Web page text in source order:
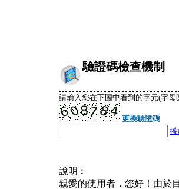
驗證碼檢查機制
請輸入您在下圖中看到的字元(字母
更換驗證碼
播
說明︰
親愛的使用者，您好！由於